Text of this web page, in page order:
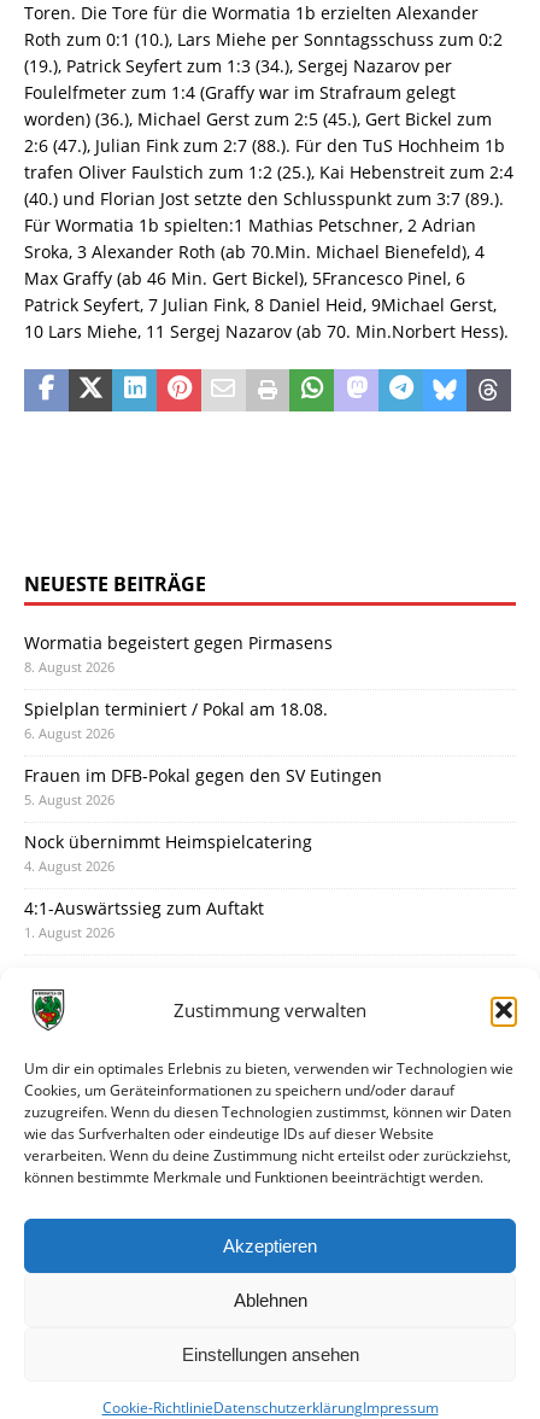
Zustimmung verwalten
Um dir ein optimales Erlebnis zu bieten, verwenden wir Technologien wie
Cookies, um Geräteinformationen zu speichern und/oder darauf
zuzugreifen. Wenn du diesen Technologien zustimmst, können wir Daten
wie das Surfverhalten oder eindeutige IDs auf dieser Website
verarbeiten. Wenn du deine Zustimmung nicht erteilst oder zurückziehst,
können bestimmte Merkmale und Funktionen beeinträchtigt werden.
Akzeptieren
Ablehnen
Einstellungen ansehen
Cookie-RichtlinieDatenschutzerklärungImpressum
Toren. Die Tore für die Wormatia 1b erzielten Alexander
Roth zum 0:1 (10.), Lars Miehe per Sonntagsschuss zum 0:2
(19.), Patrick Seyfert zum 1:3 (34.), Sergej Nazarov per
Foulelfmeter zum 1:4 (Graffy war im Strafraum gelegt
worden) (36.), Michael Gerst zum 2:5 (45.), Gert Bickel zum
2:6 (47.), Julian Fink zum 2:7 (88.). Für den TuS Hochheim 1b
trafen Oliver Faulstich zum 1:2 (25.), Kai Hebenstreit zum 2:4
(40.) und Florian Jost setzte den Schlusspunkt zum 3:7 (89.).
Für Wormatia 1b spielten:1 Mathias Petschner, 2 Adrian
Sroka, 3 Alexander Roth (ab 70.Min. Michael Bienefeld), 4
Max Graffy (ab 46 Min. Gert Bickel), 5Francesco Pinel, 6
Patrick Seyfert, 7 Julian Fink, 8 Daniel Heid, 9Michael Gerst,
10 Lars Miehe, 11 Sergej Nazarov (ab 70. Min.Norbert Hess).
NEUESTE BEITRÄGE
Wormatia begeistert gegen Pirmasens
8. August 2026
Spielplan terminiert / Pokal am 18.08.
6. August 2026
Frauen im DFB-Pokal gegen den SV Eutingen
5. August 2026
Nock übernimmt Heimspielcatering
4. August 2026
4:1-Auswärtssieg zum Auftakt
1. August 2026
31. Juli 2026
30. Juli 2026
Deine Spielminute: 89+1
28. Juli 2026
Neuer Rückensponsor
Neue Podcast-Folge: So tickt Björn!
27. Juli 2026